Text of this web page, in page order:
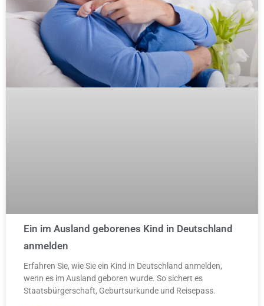
Ein im Ausland geborenes Kind in Deutschland
anmelden
Erfahren Sie, wie Sie ein Kind in Deutschland anmelden,
wenn es im Ausland geboren wurde. So sichert es
Staatsbürgerschaft, Geburtsurkunde und Reisepass.